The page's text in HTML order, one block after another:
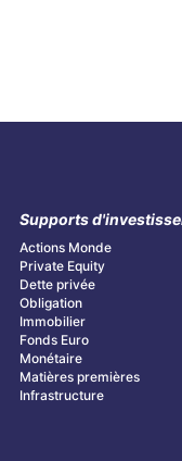
Supports
Actions Monde
Private Equity
Dette privée
Obligation
Immobilier
Fonds Euro
Monétaire
Matières premières
Infrastructure